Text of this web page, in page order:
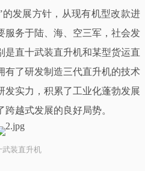
的发展方针，从现有机型改款进
服务于陆、海、空三军，社会发
是直十武装直升机和某型货运直
有了研发制造三代直升机的技术
发实力，积累了工业化蓬勃发展
越式发展的良好局势。
装直升机